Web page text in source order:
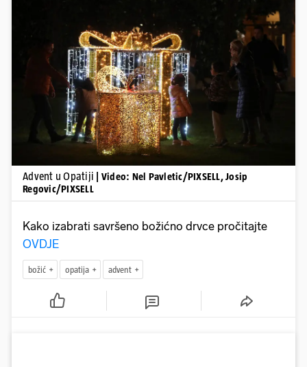
Pokretanje videa...
Advent u Opatiji
| Video: Nel Pavletic/PIXSELL, Josip
Regovic/PIXSELL
Kako izabrati savršeno božićno drvce pročitajte
OVDJE
božić opatija advent